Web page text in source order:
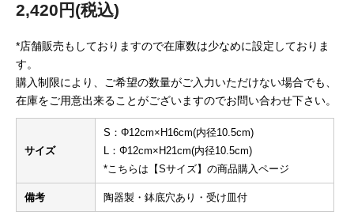
2,420円(税込)
*店舗販売もしておりますので在庫数は少なめに設定しておりま
す。
購入制限により、ご希望の数量がご入力いただけない場合でも、
在庫をご用意出来ることがございますのでお問い合わせ下さい。
サイズ
S：Φ12cm×H16cm(内径10.5cm)
L：Φ12cm×H21cm(内径10.5cm)
*こちらは【Sサイズ】の商品購入ページ
備考 陶器製・鉢底穴あり・受け皿付